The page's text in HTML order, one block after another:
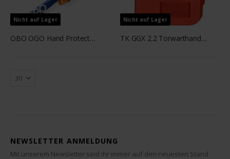
Nicht auf Lager
OBO OGO Hand Protector - Pair Orange
Nicht auf Lager
TK GGX 2.2 Torwarthandschuh links 2017
NEWSLETTER ANMELDUNG
Mit unserem Newsletter seid ihr immer auf den neuesten Stand